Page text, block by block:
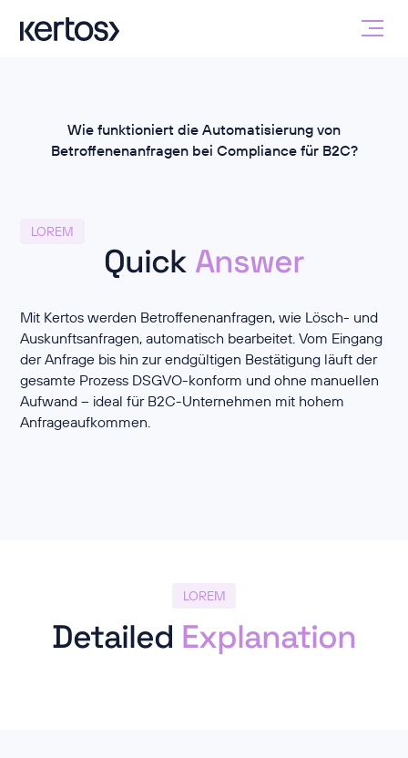
Wie funktioniert die Automatisierung von
Betroffenenanfragen bei Compliance für B2C?
LOREM
Quick Answer
Mit Kertos werden Betroffenenanfragen, wie Lösch- und
Auskunftsanfragen, automatisch bearbeitet. Vom Eingang
der Anfrage bis hin zur endgültigen Bestätigung läuft der
gesamte Prozess DSGVO-konform und ohne manuellen
Aufwand – ideal für B2C-Unternehmen mit hohem
Anfrageaufkommen.
LOREM
Detailed Explanation